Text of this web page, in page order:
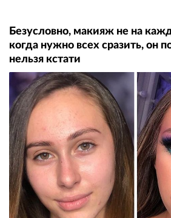
Безусловно, макияж не на
когда нужно всех сразить, он
нельзя кстати